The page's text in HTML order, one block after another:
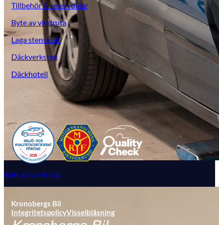
KGM Pickups
Fordonstyp
PickupTransportbilPersonbil
Visa alla fordon
Byte av vindruta
Tillbehör & reservdelar
Byte av vindruta
Laga stenskott
Däckverkstad
Däckhotell
Kronobergs Bil
IntegritetspolicyVisselblåsning